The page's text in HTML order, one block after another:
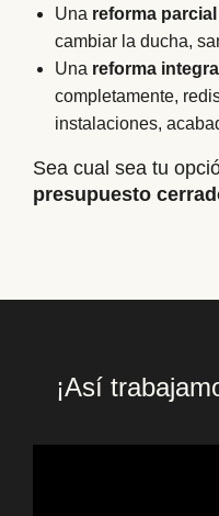
Una reforma parcial
cambiar la ducha,
Una reforma integral
completamente,
instalaciones,
Sea cual sea tu
presupuesto
¡Así